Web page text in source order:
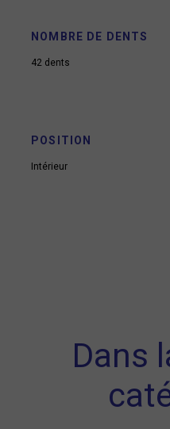
NOMBRE DE DENTS
42 dents
POSITION
Intérieur
Dans